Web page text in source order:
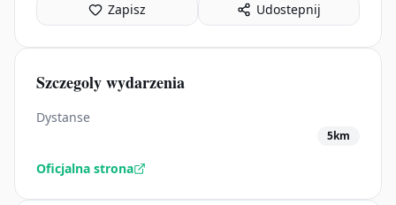
Zapisz Udostepnij
Szczegoly wydarzenia
Dystanse
5km
Oficjalna strona